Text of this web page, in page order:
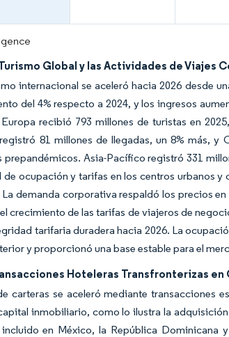
Global y las Actividades de Viajes
internacional se aceleró hacia 2026 desde
del 4% respecto a 2024, y los ingresos
recibió 793 millones de turistas en
81 millones de llegadas, un 8% más,
prepandémicos. Asia-Pacífico registró 331
ocupación y tarifas en los centros urbanos
demanda corporativa respaldó los precios
crecimiento de las tarifas de viajeros de
tarifaria duradera hacia 2026. La
y proporcionó una base estable para el
Hoteleras Transfronterizas en
carteras se aceleró mediante transacciones
inmobiliario, como lo ilustra la
en México, la República